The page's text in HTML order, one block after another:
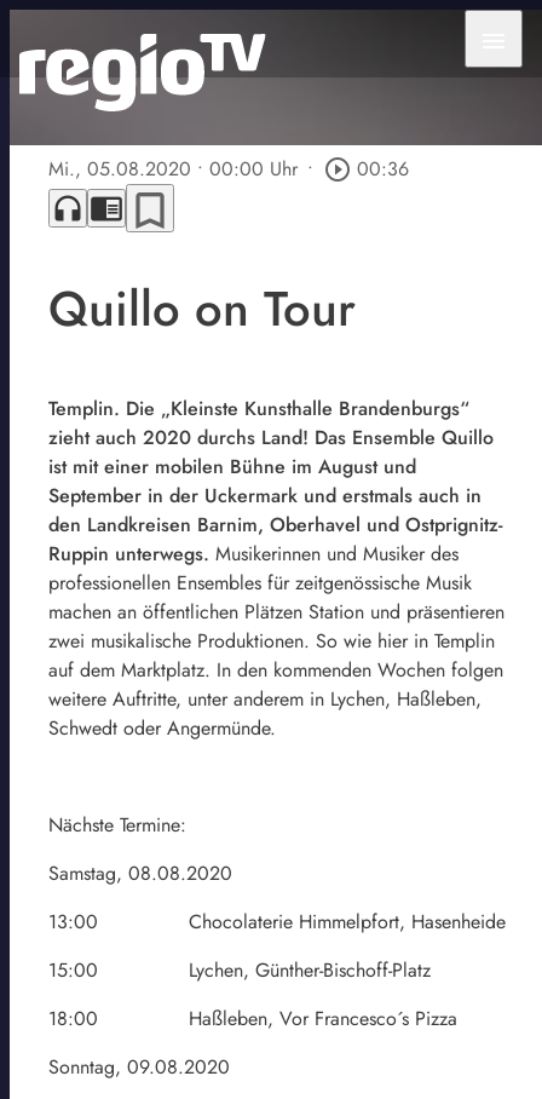
Mi., 05.08.2020 • 00:00 Uhr • play_circle_outline 00:36
headphones chrome_reader_mode bookmark_border
Quillo on Tour
Templin. Die „Kleinste Kunsthalle Brandenburgs“
zieht auch 2020 durchs Land! Das Ensemble Quillo
ist mit einer mobilen Bühne im August und
September in der Uckermark und erstmals auch in
den Landkreisen Barnim, Oberhavel und Ostprignitz-
Ruppin unterwegs. Musikerinnen und Musiker des
professionellen Ensembles für zeitgenössische Musik
machen an öffentlichen Plätzen Station und präsentieren
zwei musikalische Produktionen. So wie hier in Templin
auf dem Marktplatz. In den kommenden Wochen folgen
weitere Auftritte, unter anderem in Lychen, Haßleben,
Schwedt oder Angermünde.
Nächste Termine:
Samstag, 08.08.2020
13:00 Chocolaterie Himmelpfort, Hasenheide
15:00 Lychen, Günther-Bischoff-Platz
18:00 Haßleben, Vor Francesco´s Pizza
Sonntag, 09.08.2020